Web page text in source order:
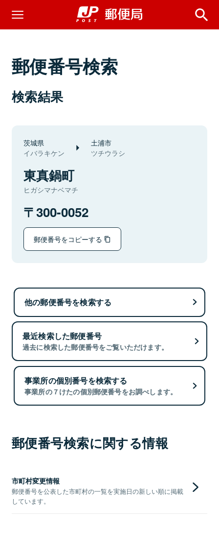
郵便番号検索
検索結果
茨城県
イバラキケン
土浦市
ツチウラシ
東真鍋町
ヒガシマナベマチ
300-0052
郵便番号をコピーする
他の郵便番号を検索する
最近検索した郵便番号
過去に検索した郵便番号をご覧いただけます。
事業所の個別番号を検索する
事業所の７けたの個別郵便番号をお調べします。
郵便番号検索に関する情報
市町村変更情報
郵便番号を公表した市町村の一覧を実施日の新しい順に掲載
しています。